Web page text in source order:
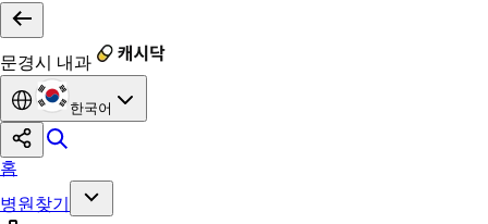
문경시 내과
한국어
홈
병원찾기